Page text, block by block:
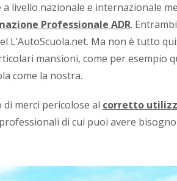
livello nazionale e internazionale
Professionale ADR.
L’AutoScuola.net. Ma non è tutto
mansioni, come per esempio
come la nostra.
merci pericolose al corretto
di cui puoi avere